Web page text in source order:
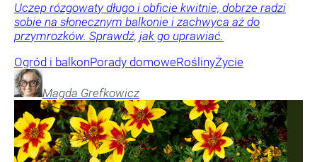
Uczep rózgowaty długo i obficie kwitnie, dobrze radzi
sobie na słonecznym balkonie i zachwyca aż do
przymrozków. Sprawdź, jak go uprawiać.
Ogród i balkonPorady domoweRoślinyŻycie
Magda Grefkowicz